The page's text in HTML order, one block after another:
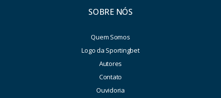
SOBRE NÓS
Quem Somos
Logo da Sportingbet
Autores
Contato
Ouvidoria